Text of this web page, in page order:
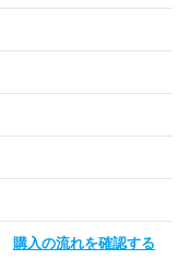
購入の流れを確認する